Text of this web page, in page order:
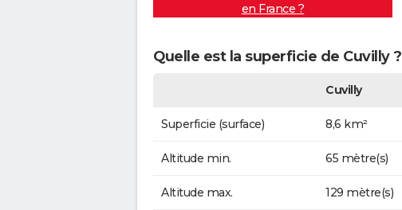
en France ?
Quelle est la superficie de Cuvilly ?
Cuvilly
Superficie (surface) 8,6 km²
Altitude min. 65 mètre(s)
Altitude max. 129 mètre(s)